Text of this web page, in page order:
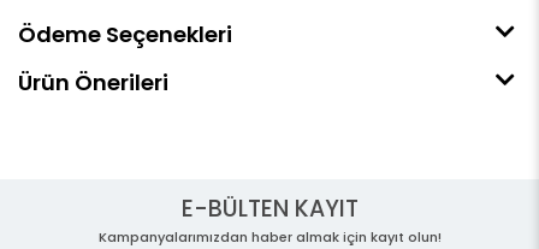
Ödeme Seçenekleri
Ürün Önerileri
E-BÜLTEN KAYIT
Kampanyalarımızdan haber almak için kayıt olun!